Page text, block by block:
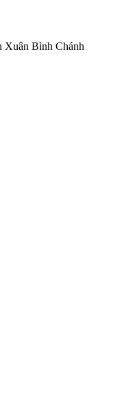
Bình Chánh